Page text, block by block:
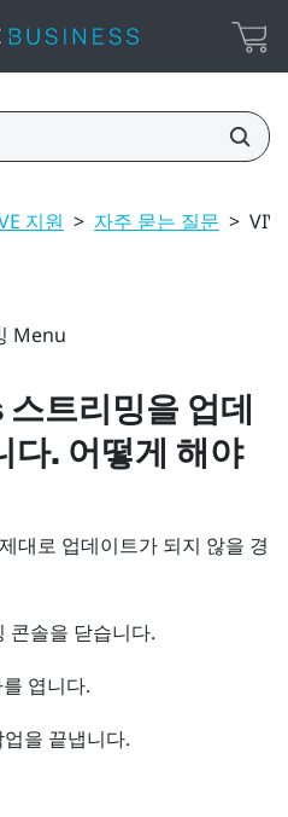
지원 > 자주 묻는 질문 >
Menu
트리밍을 업데
다. 어떻게 해야
대로 업데이트가 되지 않을 경
콘솔을 닫습니다.
엽니다.
을 끝냅니다.